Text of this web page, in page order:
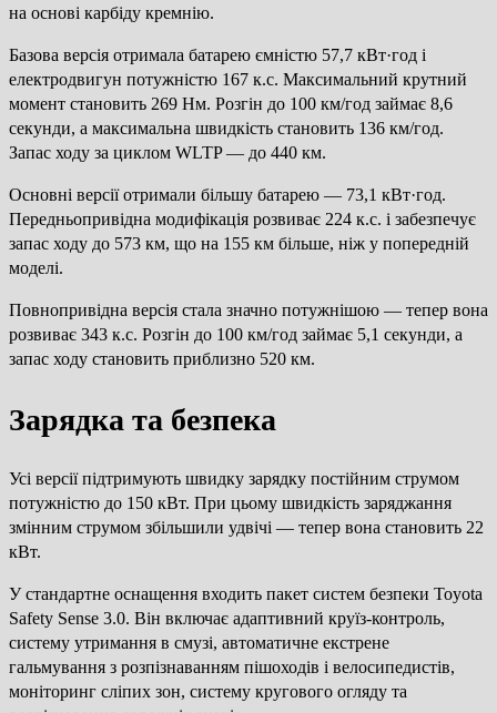
на основі карбіду кремнію.
Базова версія отримала батарею ємністю 57,7 кВт·год і
електродвигун потужністю 167 к.с. Максимальний крутний
момент становить 269 Нм. Розгін до 100 км/год займає 8,6
секунди, а максимальна швидкість становить 136 км/год.
Запас ходу за циклом WLTP — до 440 км.
Основні версії отримали більшу батарею — 73,1 кВт·год.
Передньопривідна модифікація розвиває 224 к.с. і забезпечує
запас ходу до 573 км, що на 155 км більше, ніж у попередній
моделі.
Повнопривідна версія стала значно потужнішою — тепер вона
розвиває 343 к.с. Розгін до 100 км/год займає 5,1 секунди, а
запас ходу становить приблизно 520 км.
Зарядка та безпека
Усі версії підтримують швидку зарядку постійним струмом
потужністю до 150 кВт. При цьому швидкість заряджання
змінним струмом збільшили удвічі — тепер вона становить 22
кВт.
У стандартне оснащення входить пакет систем безпеки Toyota
Safety Sense 3.0. Він включає адаптивний круїз-контроль,
систему утримання в смузі, автоматичне екстрене
гальмування з розпізнаванням пішоходів і велосипедистів,
моніторинг сліпих зон, систему кругового огляду та